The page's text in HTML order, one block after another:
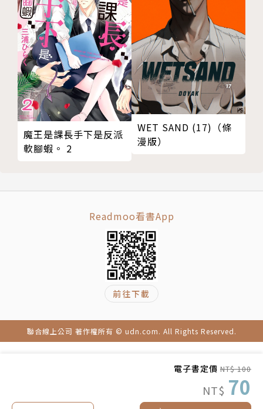
電子書定價 NT$ 100
NT$ 70
魔王是課長手下是反派
軟腳蝦。 2
WET SAND (17)（條
漫版）
Readmoo看書App
前往下載
聯合線上公司 著作權所有 © udn.com. All Rights Reserved.